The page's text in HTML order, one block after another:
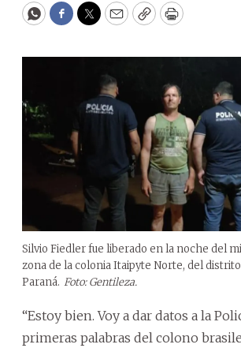
WhatsApp
Facebook
Twitter
EmailCopyPrint
Silvio Fiedler fue liberado en la noche del
zona de la colonia Itaipyte Norte, del
Paraná. Foto: Gentileza.
“Estoy bien. Voy a dar datos a la
primeras palabras del colono